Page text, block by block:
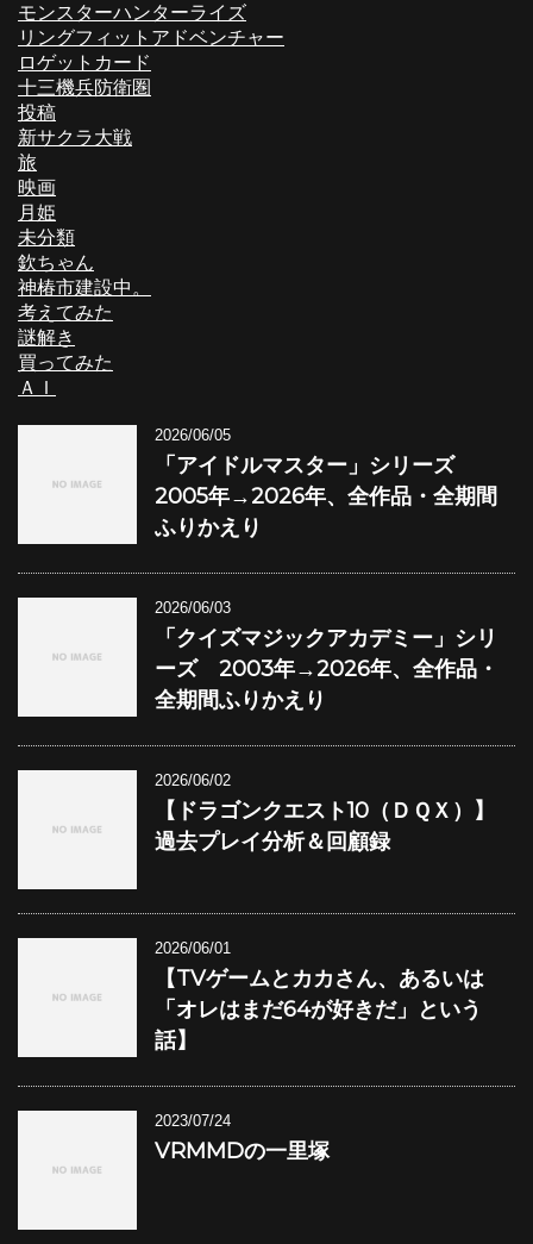
モンスターハンターライズ
リングフィットアドベンチャー
ロゲットカード
十三機兵防衛圏
投稿
新サクラ大戦
旅
映画
月姫
未分類
欽ちゃん
神椿市建設中。
考えてみた
謎解き
買ってみた
ＡＩ
2026/06/05
「アイドルマスター」シリーズ
2005年→2026年、全作品・全期間
ふりかえり
2026/06/03
「クイズマジックアカデミー」シリ
ーズ 2003年→2026年、全作品・
全期間ふりかえり
2026/06/02
【ドラゴンクエスト10（ＤＱＸ）】
過去プレイ分析＆回顧録
2026/06/01
【TVゲームとカカさん、あるいは
「オレはまだ64が好きだ」という
話】
2023/07/24
VRMMDの一里塚